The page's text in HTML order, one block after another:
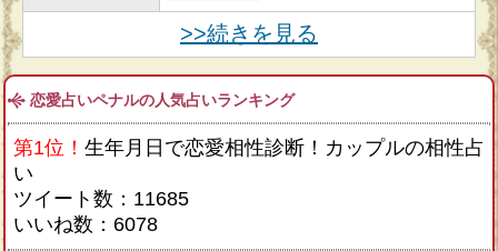
>>続きを見る
恋愛占いペナルの人気占いランキング
第1位！ 生年月日で恋愛相性診断！カップルの相性占
い
ツイート数：11685
いいね数：6078